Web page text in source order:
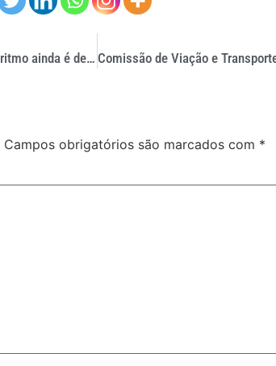
Painel do diesel: mesmo sem grandes variações, ritmo ainda é de aumento
Campos obrigatórios são marcados com *